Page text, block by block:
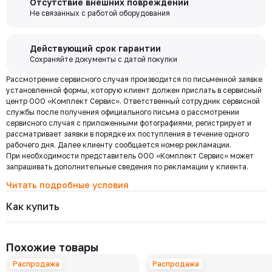
7014-025-63
Давление номинальноеДиаметр номинальный
3 007 ₽
7014-015-63
Давление номинальное
РУ 63
Диаметр номинальный
ДУ 15
Наличие
Есть
Цена с НДС
1 460 ₽ Купить
7014-010-63
Давление номинальноеДиаметр номинальныйНаличие
Цена с НДС Купить
РУ 63
Цена с НДС
выходя из дома переводите деньги со счета на счет, оплачивайте
покупки и выполняйте другие банковские операции.
Обмен документами через Диадок это обмен и подписание
любых документов без дублирования на бумаге. Приглашаем Вас
приступить к работе по обмену документами в электронном
виде.
Подробнее
забор груза в выбранной вами транспортной компании.
Бесплатная
доставка по
Москве и
области при
заказе от 30
000 ₽
Региональная доставка
Мы стремимся сократить издержки по доставке заказов для наших
клиентов!
Москве. Условия доставки до терминалов ТК в других городах
терминала ТК оплачиваются отдельно.
Отсутствие внешних повреждений
Не связанных с работой оборудования
Действующий срок гарантии
Сохраняйте документы с датой покупки
Рассмотрение сервисного случая производится по письменной заявке
установленной формы, которую клиент должен прислать в сервисный
центр ООО «Комплект Сервис». Ответственный сотрудник сервисной
службы после получения официального письма о рассмотрении
сервисного случая с приложенными фотографиями, регистрирует и
рассматривает заявки в порядке их поступления в течение одного
рабочего дня. Далее клиенту сообщается номер рекламации.
При необходимости представитель ООО «Комплект Сервис» может
запрашивать дополнительные сведения по рекламации у клиента.
Читать подробные условия
Как купить
Похожие товары
Распродажа Распродажа